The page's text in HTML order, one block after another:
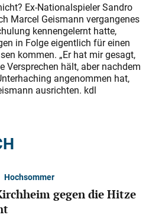
Ex-Nationalspieler Sandro
Marcel Geismann vergangenes
kennengelernt hatte,
in Folge eigentlich für einen
kommen. „Er hat mir gesagt,
Versprechen hält, aber nachdem
angenommen hat,
ausrichten. kdl
Hochsommer
gegen die Hitze